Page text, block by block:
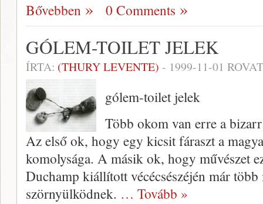
Bővebben 0 Comments
GÓLEM-TOILET JELEK
ÍRTA: (THURY LEVENTE) - 1999-11-01
gólem-toilet jelek
Több okom van erre a
Az első ok, hogy egy kicsit fáraszt a
komoly­sága. A másik ok, hogy művészet
Duchamp kiállított vécécsészéjén már
szörnyülködnek. … Tovább »